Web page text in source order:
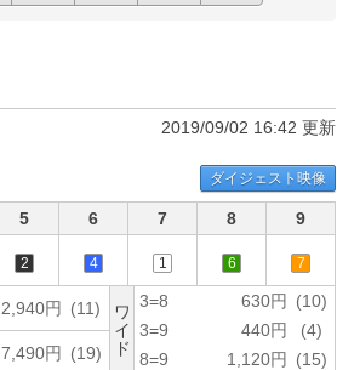
2019/09/02 16:42 更新
ダイジェスト映像
5 6 7 8 9
2 4 1 6 7
2,940円 (11)
ワ
イ
ド
3=8 630円
(10)
3=9
440円
(4)
8=9
1,120円 (15)
7,490円 (19)